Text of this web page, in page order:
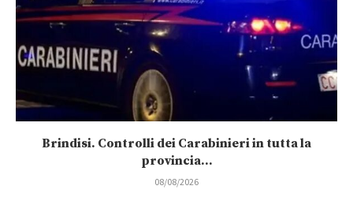
Brindisi. Controlli dei Carabinieri in tutta la
provincia...
08/08/2026